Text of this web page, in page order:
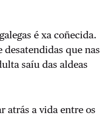
é xa coñecida.
desatendidas que nas
saíu das aldeas
atrás a vida entre os